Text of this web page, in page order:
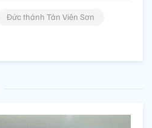
Đức thánh Tản Viên Sơn